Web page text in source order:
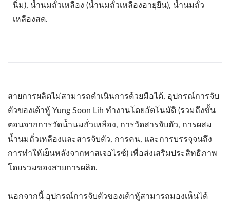
นิ่ม), น้ำนมถั่วเหลือง (น้ำนมถั่วเหลืองอายุยืน), น้ำนมถั่ว
เหลืองสด.
สายการผลิตไม่สามารถดำเนินการด้วยมือได้, อุปกรณ์การจับ
ตัวของเต้าหู้ Yung Soon Lih ทำงานโดยอัตโนมัติ (รวมถึงขั้น
ตอนจากการวัดน้ำนมถั่วเหลือง, การวัดสารจับตัว, การผสม
น้ำนมถั่วเหลืองและสารจับตัว, การคน, และการบรรจุจนถึง
การทำให้เย็นหลังจากพาสเจอไรซ์) เพื่อส่งเสริมประสิทธิภาพ
โดยรวมของสายการผลิต.
นอกจากนี้ อุปกรณ์การจับตัวของเต้าหู้สามารถมองเห็นได้